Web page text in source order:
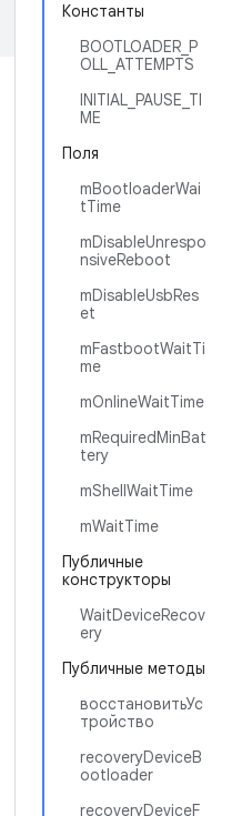
Константы
BOOTLOADER_P
OLL_ATTEMPTS
INITIAL_PAUSE_TI
ME
Поля
mBootloaderWai
tTime
mDisableUnrespo
nsiveReboot
mDisableUsbRes
et
mFastbootWaitTi
me
mOnlineWaitTime
mRequiredMinBat
tery
mShellWaitTime
mWaitTime
Публичные
конструкторы
WaitDeviceRecov
ery
Публичные методы
восстановитьУс
тройство
recoveryDeviceB
ootloader
recoveryDeviceF